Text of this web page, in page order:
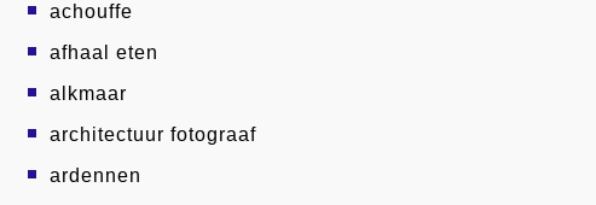
achouffe
afhaal eten
alkmaar
architectuur fotograaf
ardennen